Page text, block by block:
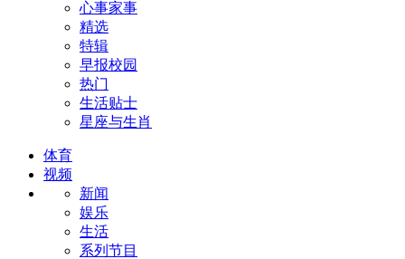
心事家事
精选
特辑
早报校园
热门
生活贴士
星座与生肖
体育
视频
新闻
娱乐
生活
系列节目